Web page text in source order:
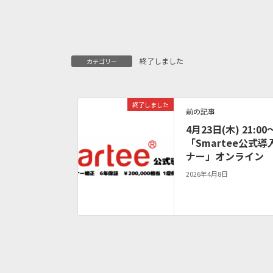
カテゴリー 終了しました
終了しました
前の記事
4月23日(木) 21:00
「Smartee公式導
ナー」オンライン
2026年4月8日